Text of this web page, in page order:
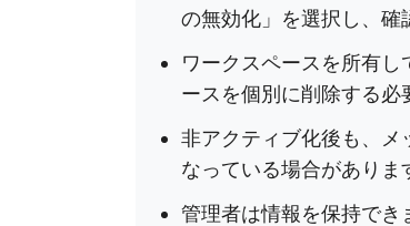
の無効化」を選択し、確
ワークスペースを所有
ースを個別に削除する必
非アクティブ化後も、メ
なっている場合がありま
管理者は情報を保持でき